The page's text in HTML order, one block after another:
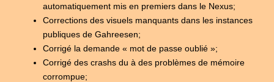
automatiquement mis en premiers dans le Nexus;
Corrections des visuels manquants dans les instances
publiques de Gahreesen;
Corrigé la demande « mot de passe oublié »;
Corrigé des crashs du à des problèmes de mémoire
corrompue;